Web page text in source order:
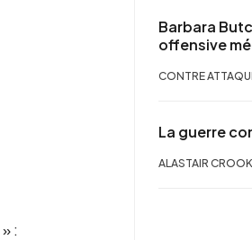
:
Barbara
offensive
CONTRE
La guerre
ALASTAIR